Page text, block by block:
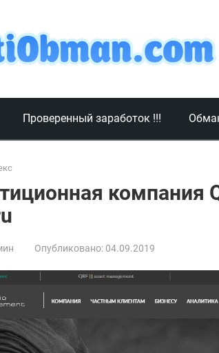
Проверенный заработок !!!
компания
Опубликовано: 04.09.2019